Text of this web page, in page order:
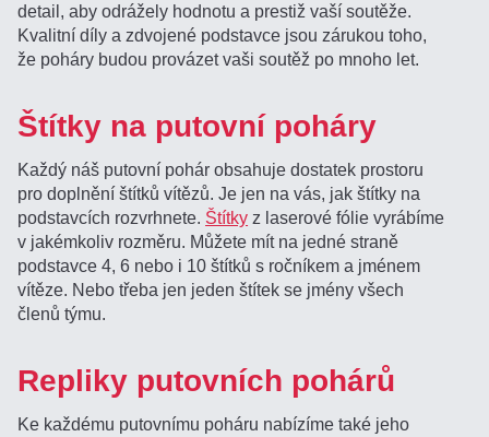
detail, aby odrážely hodnotu a prestiž vaší soutěže.
Kvalitní díly a zdvojené podstavce jsou zárukou toho,
že poháry budou provázet vaši soutěž po mnoho let.
Štítky na putovní poháry
Každý náš putovní pohár obsahuje dostatek prostoru
pro doplnění štítků vítězů. Je jen na vás, jak štítky na
podstavcích rozvrhnete. Štítky z laserové fólie vyrábíme
v jakémkoliv rozměru. Můžete mít na jedné straně
podstavce 4, 6 nebo i 10 štítků s ročníkem a jménem
vítěze. Nebo třeba jen jeden štítek se jmény všech
členů týmu.
Repliky putovních pohárů
Ke každému putovnímu poháru nabízíme také jeho